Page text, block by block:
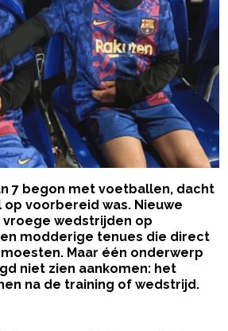
7 begon met voetballen, dacht
op voorbereid was. Nieuwe
wedstrijden op
modderige tenues die direct
Maar één onderwerp
niet zien aankomen: het
na de training of wedstrijd.